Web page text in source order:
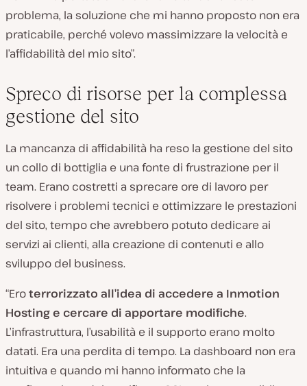
problema, la soluzione che mi hanno proposto non era
praticabile, perché volevo massimizzare la velocità e
l’affidabilità del mio sito”.
Spreco di risorse per la complessa
gestione del sito
La mancanza di affidabilità ha reso la gestione del sito
un collo di bottiglia e una fonte di frustrazione per il
team. Erano costretti a sprecare ore di lavoro per
risolvere i problemi tecnici e ottimizzare le prestazioni
del sito, tempo che avrebbero potuto dedicare ai
servizi ai clienti, alla creazione di contenuti e allo
sviluppo del business.
“Eroterrorizzato all’idea di accedere a Inmotion
Hosting e cercare di apportare modifiche.
L’infrastruttura, l’usabilità e il supporto erano molto
datati. Era una perdita di tempo. La dashboard non era
intuitiva e quando mi hanno informato che la